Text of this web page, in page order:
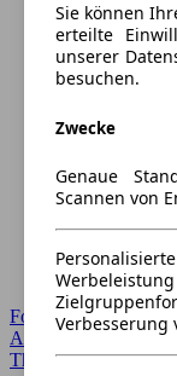
Forum Startseite
Alle Auto-Foren
Themen-Forum
Sie können
erteilte
unserer
besuchen.
Zwecke
Genaue
Scannen von
Verbesserung